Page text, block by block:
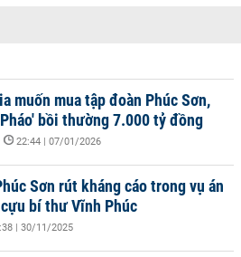
muốn mua tập đoàn Phúc Sơn,
bồi thường 7.000 tỷ đồng
22:44 | 07/01/2026
Sơn rút kháng cáo trong vụ án
cựu bí thư Vĩnh Phúc
| 30/11/2025